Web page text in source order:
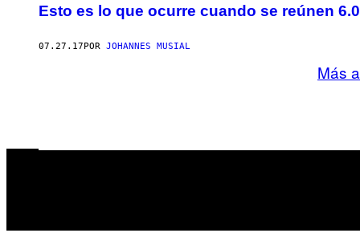
Esto es lo que ocurre cuando se reúnen
07.27.17 POR JOHANNES MUSIAL
Más